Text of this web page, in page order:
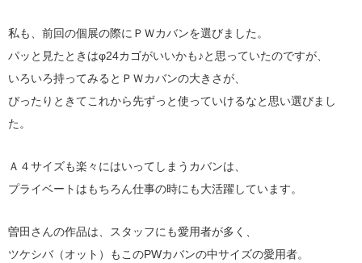
私も、前回の個展の際にＰＷカバンを選びました。
パッと見たときはφ24カゴがいいかも♪と思っていたのですが、
いろいろ持ってみるとＰＷカバンの大きさが、
ぴったりときてこれから先ずっと使っていけるなと思い選びまし
た。
Ａ４サイズも楽々にはいってしまうカバンは、
プライベートはもちろん仕事の時にも大活躍しています。
曽田さんの作品は、スタッフにも愛用者が多く、
ツケシバ（オット）もこのPWカバンの中サイズの愛用者。